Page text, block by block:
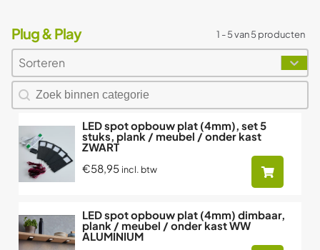
Plug & Play 1 - 5 van 5 producten
Sorteren
Sort content
Zoeken naar producten
Search content
LED spot opbouw plat (4mm), set 5
stuks, plank / meubel / onder kast
ZWART
€58,95 incl. btw
LED spot opbouw plat (4mm) dimbaar,
plank / meubel / onder kast WW
ALUMINIUM